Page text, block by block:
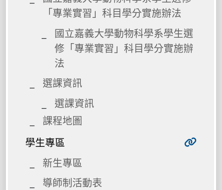
「專業實習」科目學分實施辦法
國立嘉義大學動物科學系學生選
修「專業實習」科目學分實施辦
法
選課資訊
選課資訊
課程地圖
學生專區
新生專區
導師制活動表